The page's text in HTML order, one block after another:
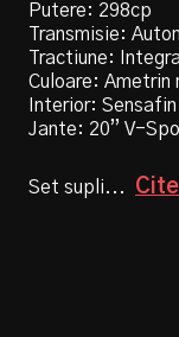
Putere: 298cp
Transmisie:
Tractiune:
Culoare:
Interior:
Jante: 20” V-
Set supli...